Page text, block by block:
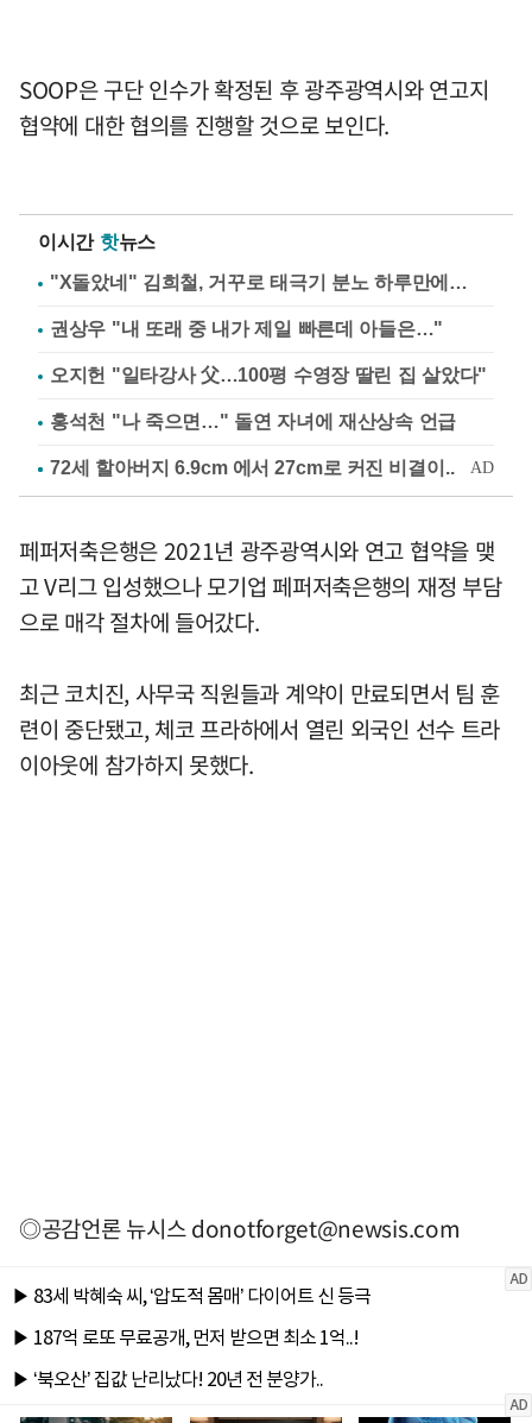
SOOP은 구단 인수가 확정된 후 광주광역시와 연고지
협약에 대한 협의를 진행할 것으로 보인다.
이시간 핫뉴스
"X돌았네" 김희철, 거꾸로 태극기 분노 하루만에…
권상우 "내 또래 중 내가 제일 빠른데 아들은…"
오지헌 "일타강사 父…100평 수영장 딸린 집 살았다"
홍석천 "나 죽으면…" 돌연 자녀에 재산상속 언급
페퍼저축은행은 2021년 광주광역시와 연고 협약을 맺
고 V리그 입성했으나 모기업 페퍼저축은행의 재정 부담
으로 매각 절차에 들어갔다.
최근 코치진, 사무국 직원들과 계약이 만료되면서 팀 훈
련이 중단됐고, 체코 프라하에서 열린 외국인 선수 트라
이아웃에 참가하지 못했다.
◎공감언론 뉴시스donotforget@newsis.com